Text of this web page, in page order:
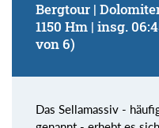
Bergtour |
1150 Hm | insg.
von 6)
Das Sellamassiv -